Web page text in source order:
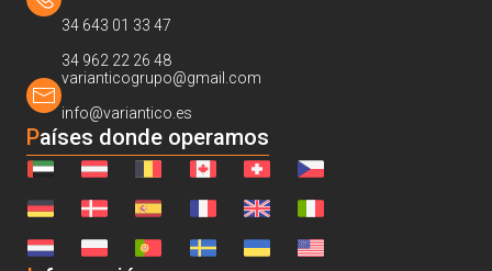
34 643 01 33 47
34 962 22 26 48
varianticogrupo@gmail.com
info@variantico.es
Países donde operamos